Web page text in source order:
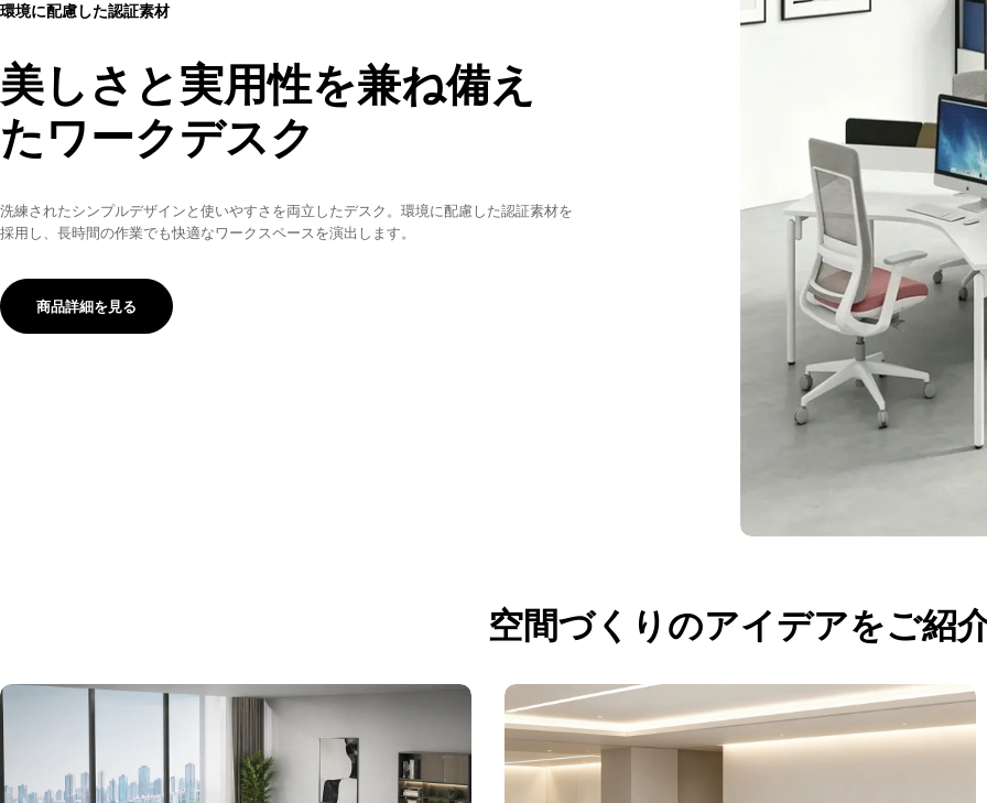
環境に配慮した認証素材
美しさと実用性を兼ね備え
たワークデスク
洗練されたシンプルデザインと使いやすさを両立したデスク。環境に配慮した認証素材を
採用し、長時間の作業でも快適なワークスペースを演出します。
商品詳細を見る
空間づくりのアイデアをご紹